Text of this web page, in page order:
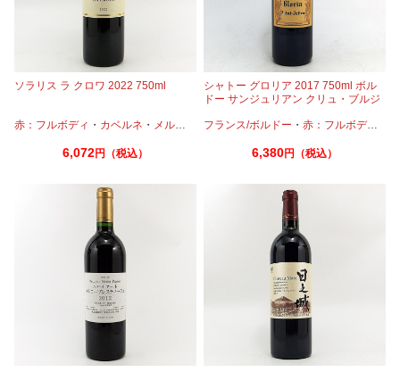
ソラリス ラ クロワ 2022 750ml
赤：フルボディ ・ カベルネ ・ メルロー
6,072円（税込）
シャトー グロリア 2017 750ml ボル
ドー サンジュリアン クリュ・ブルジ
フランス/ボルドー ・赤：フルボディ
6,380円（税込）